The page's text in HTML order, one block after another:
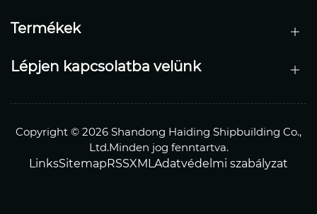
Termékek
Lépjen kapcsolatba velünk
Copyright © 2026 Shandong Haiding Shipbuilding Co.,
Ltd.Minden jog fenntartva.
LinksSitemapRSSXMLAdatvédelmi szabályzat